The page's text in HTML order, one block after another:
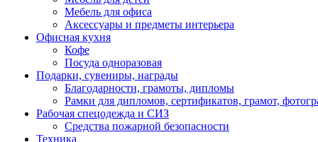
Мебель для офиса
Аксессуары и предметы интерьера
Офисная кухня
Кофе
Посуда одноразовая
Подарки, сувениры, награды
Благодарности, грамоты, дипломы
Рамки для дипломов, сертификатов, грамот,
Рабочая спецодежда и СИЗ
Средства пожарной безопасности
Техника